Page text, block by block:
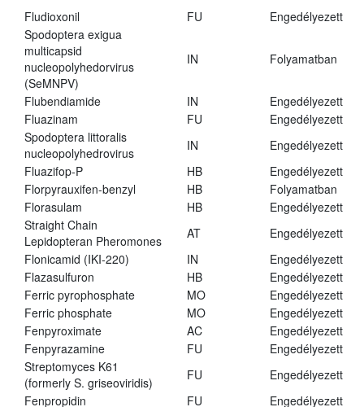
Fludioxonil FU
Engedélyezett
Spodoptera exigua
multicapsid
nucleopolyhedorvirus
(SeMNPV)
IN Folyamatban
Flubendiamide IN
Engedélyezett
Fluazinam
FU
Engedélyezett
Spodoptera littoralis
nucleopolyhedrovirus
IN
Engedélyezett
Fluazifop-P
HB
Engedélyezett
Florpyrauxifen-benzyl
HB
Folyamatban
Florasulam
HB
Engedélyezett
Straight Chain
Lepidopteran Pheromones
AT
Engedélyezett
Flonicamid (IKI-220)
IN
Engedélyezett
Flazasulfuron
HB
Engedélyezett
Ferric pyrophosphate
MO
Engedélyezett
Ferric phosphate
MO
Engedélyezett
Fenpyroximate
AC
Engedélyezett
Fenpyrazamine
FU
Engedélyezett
Streptomyces K61
(formerly S. griseoviridis)
FU
Engedélyezett
Fenpropidin
FU Engedélyezett